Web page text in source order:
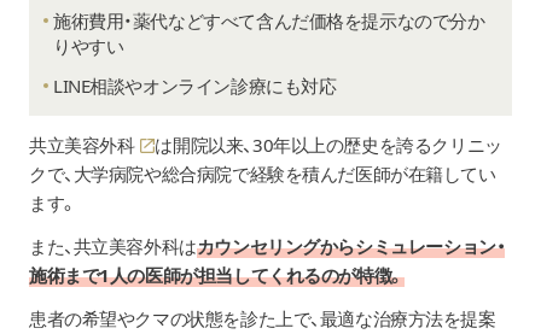
施術費用・薬代などすべて含んだ価格を提示なので分か
りやすい
LINE相談やオンライン診療にも対応
共立美容外科
は開院以来、30年以上の歴史を誇るクリニッ
クで、大学病院や総合病院で経験を積んだ医師が在籍してい
ます。
また、共立美容外科はカウンセリングからシミュレーション・
施術まで1人の医師が担当してくれるのが特徴。
患者の希望やクマの状態を診た上で、最適な治療方法を提案